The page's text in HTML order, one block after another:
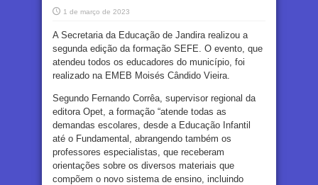
1 de março de 2023
A Secretaria da Educação de Jandira realizou a
segunda edição da formação SEFE. O evento, que
atendeu todos os educadores do município, foi
realizado na EMEB Moisés Cândido Vieira.
Segundo Fernando Corrêa, supervisor regional da
editora Opet, a formação “atende todas as
demandas escolares, desde a Educação Infantil
até o Fundamental, abrangendo também os
professores especialistas, que receberam
orientações sobre os diversos materiais que
compõem o novo sistema de ensino, incluindo